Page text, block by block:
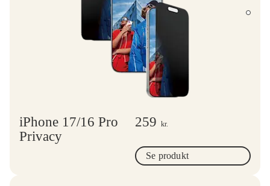
iPhone 17/16 Pro
Privacy
259 kr.
Se produkt